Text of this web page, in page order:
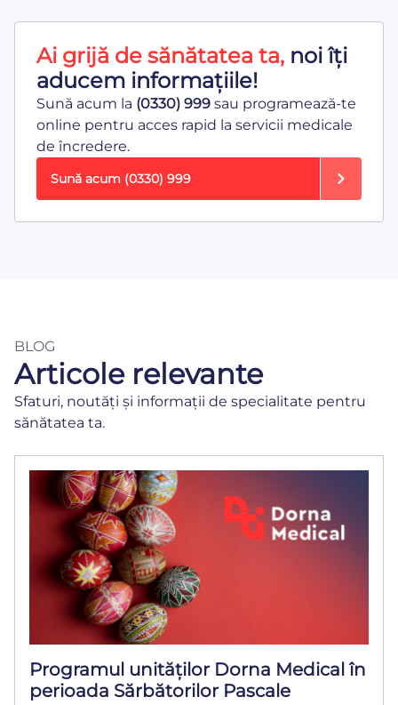
Ai grijă de sănătatea ta, noi îți
aducem informațiile!
Sună acum la (0330) 999 sau programează-te
online pentru acces rapid la servicii medicale
de încredere.
Sună acum (0330) 999
BLOG
Articole relevante
Sfaturi, noutăți și informații de specialitate pentru
sănătatea ta.
Programul unităților Dorna Medical în
perioada Sărbătorilor Pascale